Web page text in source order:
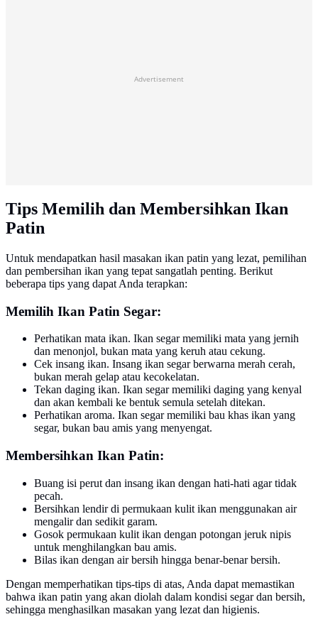
Advertisement
Tips Memilih dan Membersihkan Ikan
Patin
Untuk mendapatkan hasil masakan ikan patin yang lezat, pemilihan
dan pembersihan ikan yang tepat sangatlah penting. Berikut
beberapa tips yang dapat Anda terapkan:
Memilih Ikan Patin Segar:
Perhatikan mata ikan. Ikan segar memiliki mata yang jernih
dan menonjol, bukan mata yang keruh atau cekung.
Cek insang ikan. Insang ikan segar berwarna merah cerah,
bukan merah gelap atau kecokelatan.
Tekan daging ikan. Ikan segar memiliki daging yang kenyal
dan akan kembali ke bentuk semula setelah ditekan.
Perhatikan aroma. Ikan segar memiliki bau khas ikan yang
segar, bukan bau amis yang menyengat.
Membersihkan Ikan Patin:
Buang isi perut dan insang ikan dengan hati-hati agar tidak
pecah.
Bersihkan lendir di permukaan kulit ikan menggunakan air
mengalir dan sedikit garam.
Gosok permukaan kulit ikan dengan potongan jeruk nipis
untuk menghilangkan bau amis.
Bilas ikan dengan air bersih hingga benar-benar bersih.
Dengan memperhatikan tips-tips di atas, Anda dapat memastikan
bahwa ikan patin yang akan diolah dalam kondisi segar dan bersih,
sehingga menghasilkan masakan yang lezat dan higienis.